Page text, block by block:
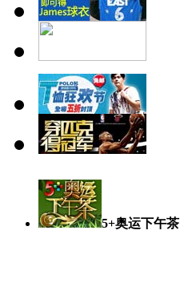
5+奥运下午茶